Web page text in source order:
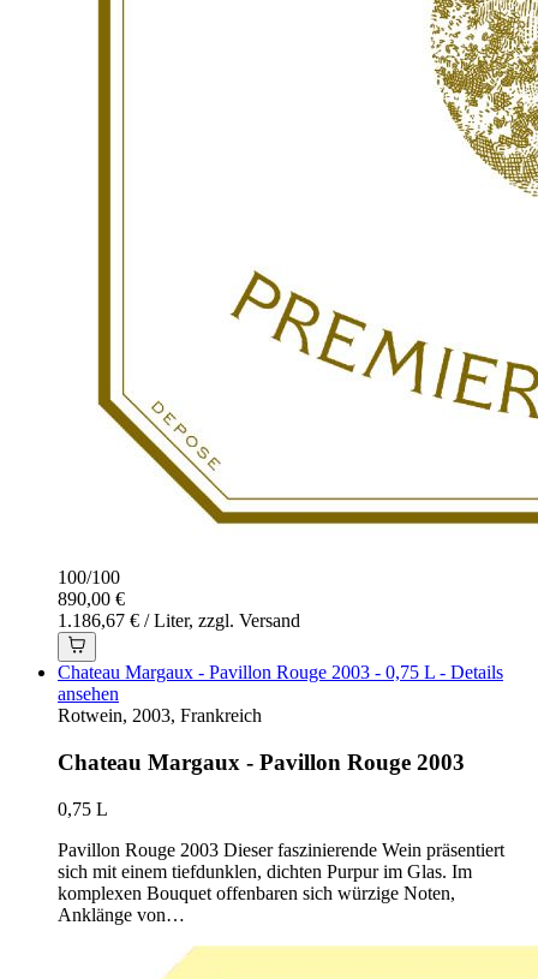
100/100
890,00 €
1.186,67 € / Liter, zzgl. Versand
Chateau Margaux - Pavillon Rouge 2003 - 0,75 L - Details
ansehen
Rotwein, 2003, Frankreich
Chateau Margaux - Pavillon Rouge 2003
0,75 L
Pavillon Rouge 2003 Dieser faszinierende Wein präsentiert
sich mit einem tiefdunklen, dichten Purpur im Glas. Im
komplexen Bouquet offenbaren sich würzige Noten,
Anklänge von…